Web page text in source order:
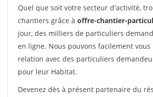
Quel que soit votre secteur d'activité,
chantiers grâce à offre-chantier-
jour, des milliers de particuliers
en ligne. Nous pouvons facilement
relation avec des particuliers
pour leur Habitat.
Devenez dès à présent partenaire du